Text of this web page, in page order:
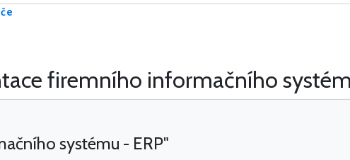
firemního informačního
systému - ERP"